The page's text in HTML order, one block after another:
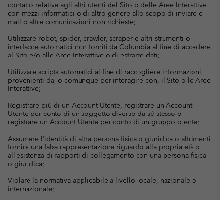
contatto relative agli altri utenti del Sito o delle Aree Interattive
con mezzi informatici o di altro genere allo scopo di inviare e-
mail o altre comunicazioni non richieste;
Utilizzare robot, spider, crawler, scraper o altri strumenti o
interfacce automatici non forniti da Columbia al fine di accedere
al Sito e/o alle Aree Interattive o di estrarre dati;
Utilizzare scripts automatici al fine di raccogliere informazioni
provenienti da, o comunque per interagire con, il Sito o le Aree
Interattive;
Registrare più di un Account Utente, registrare un Account
Utente per conto di un soggetto diverso da sé stesso o
registrare un Account Utente per conto di un gruppo o ente;
Assumere l’identità di altra persona fisica o giuridica o altrimenti
fornire una falsa rappresentazione riguardo alla propria età o
all’esistenza di rapporti di collegamento con una persona fisica
o giuridica;
Violare la normativa applicabile a livello locale, nazionale o
internazionale;